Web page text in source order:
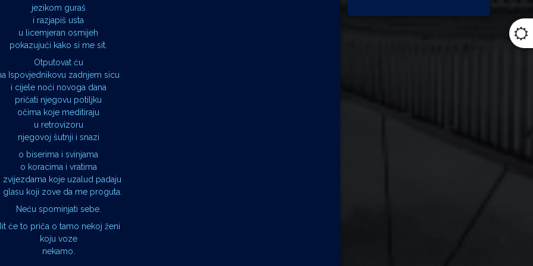
jezikom guraš
i razjapiš usta
u licemjeran osmijeh
pokazujući kako si me sit.
Otputovat ću
Ispovjednikovu zadnjem sicu
i cijele noći novoga dana
pričati njegovu potiljku
očima koje meditiraju
u retrovizoru
njegovoj šutnji i snazi
o biserima i svinjama
o koracima i vratima
zvijezdama koje uzalud padaju
glasu koji zove da me proguta.
Neću spominjati sebe.
će to priča o tamo nekoj ženi
koju voze
nekamo.